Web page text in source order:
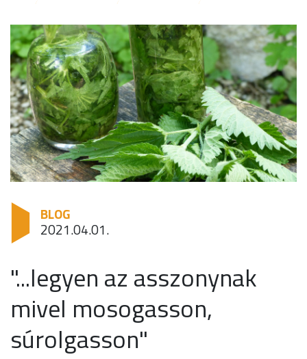
BLOG
2021.04.01.
"...legyen az asszonynak
mivel mosogasson,
súrolgasson"